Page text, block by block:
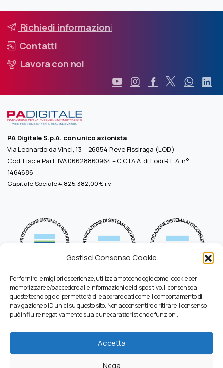
Gestisci Consenso Cookie
Per fornire le migliori esperienze, utilizziamo tecnologie come i cookie per
memorizzare e/o accedere alle informazioni del dispositivo. Il consenso a
queste tecnologie ci permetterà di elaborare dati come il comportamento di
navigazione o ID unici su questo sito. Non acconsentire o ritirare il consenso
può influire negativamente su alcune caratteristiche e funzioni.
Accetta
Nega
Richiedi informazioni
Contatti
Lavora con noi
PA Digitale S.p.A. con unico azionista
Via Leonardo da Vinci, 13 – 26854 Pieve Fissiraga (LODI)
Cod. Fisc e Part. IVA 06628860964 – C.C.I.A.A. di Lodi R.E.A. n°
1464686
Capitale Sociale 4.825.382,00 € i.v.
Durc
Pec
Certificazioni
Modello Organizzativo